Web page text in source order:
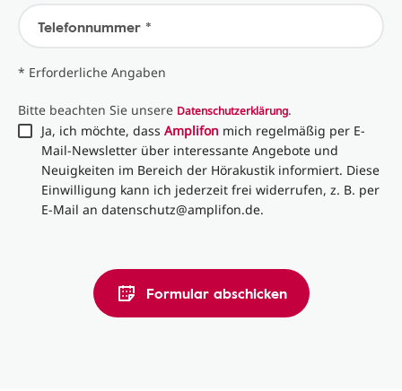
Telefonnummer *
* Erforderliche Angaben
Bitte beachten Sie unsere Datenschutzerklärung.
Ja, ich möchte, dass Amplifon mich regelmäßig per E-
Mail-Newsletter über interessante Angebote und
Neuigkeiten im Bereich der Hörakustik informiert. Diese
Einwilligung kann ich jederzeit frei widerrufen, z. B. per
E-Mail an datenschutz@amplifon.de.
Formular abschicken